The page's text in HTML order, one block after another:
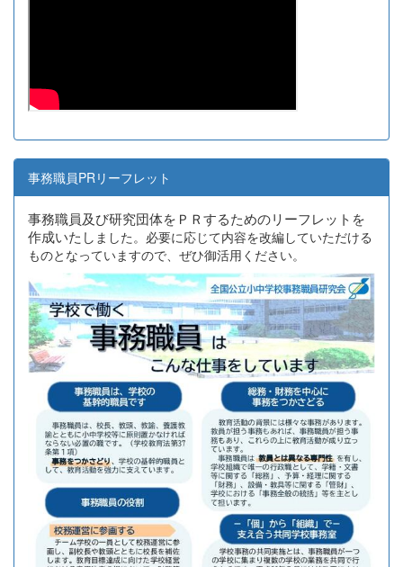
事務職員PRリーフレット
事務職員及び研究団体をＰＲするためのリーフレットを
作成いたし ました。必要に応じて内容を改編していただける
ものとなっていますので、ぜひ御活用ください。